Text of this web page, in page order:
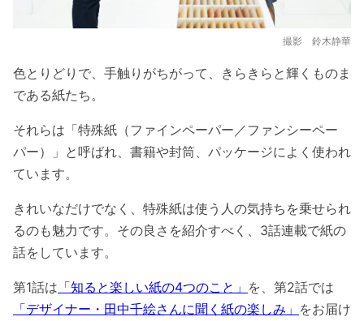
撮影 鈴木静華
色とりどりで、手触りがちがって、きらきらと輝くものま
である紙たち。
それらは「特殊紙（ファインペーパー／ファンシーペー
パー）」と呼ばれ、書籍や封筒、パッケージによく使われ
ています。
きれいなだけでなく、特殊紙は使う人の気持ちを乗せられ
るのも魅力です。その良さを紹介すべく、3話連載で紙の
話をしています。
第1話は 「知ると楽しい紙の4つのこと」 を、第2話では
「デザイナー・田中千絵さんに聞く紙の楽しみ」 をお届け